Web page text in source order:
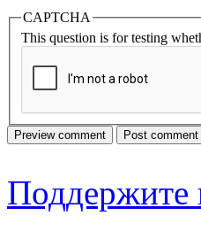
CAPTCHA
This question is for testing
Поддержите